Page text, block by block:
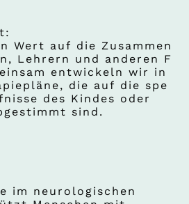
Wert auf die Zusammen
Lehrern und anderen F
entwickeln wir in
die auf die spe
des Kindes oder
sind.
im neurologischen